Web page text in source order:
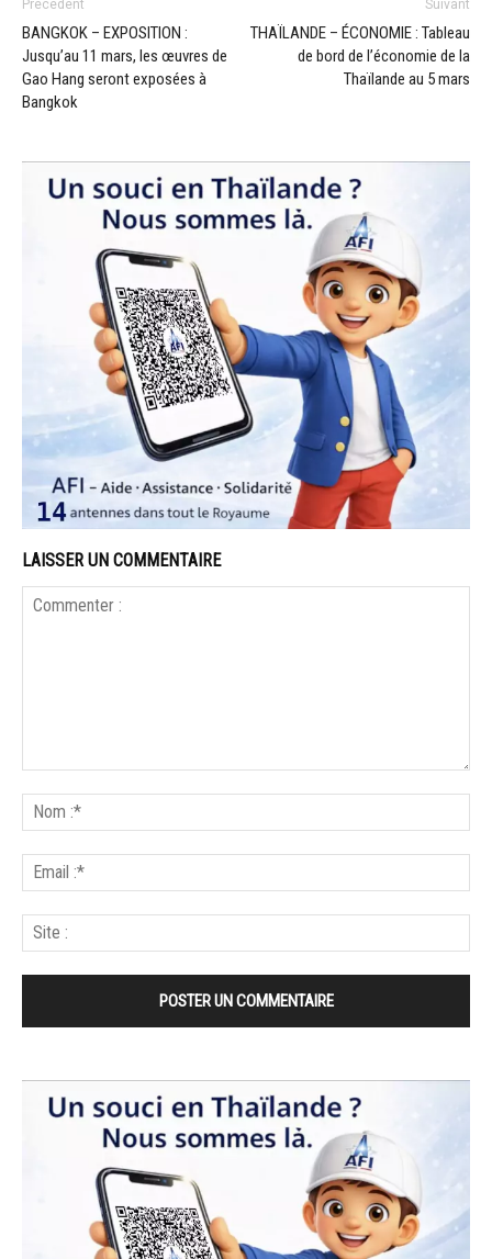
Précédent
BANGKOK – EXPOSITION :
Jusqu’au 11 mars, les œuvres de
Gao Hang seront exposées à
Bangkok
Suivant
THAÏLANDE – ÉCONOMIE : Tableau
de bord de l’économie de la
Thaïlande au 5 mars
LAISSER UN COMMENTAIRE